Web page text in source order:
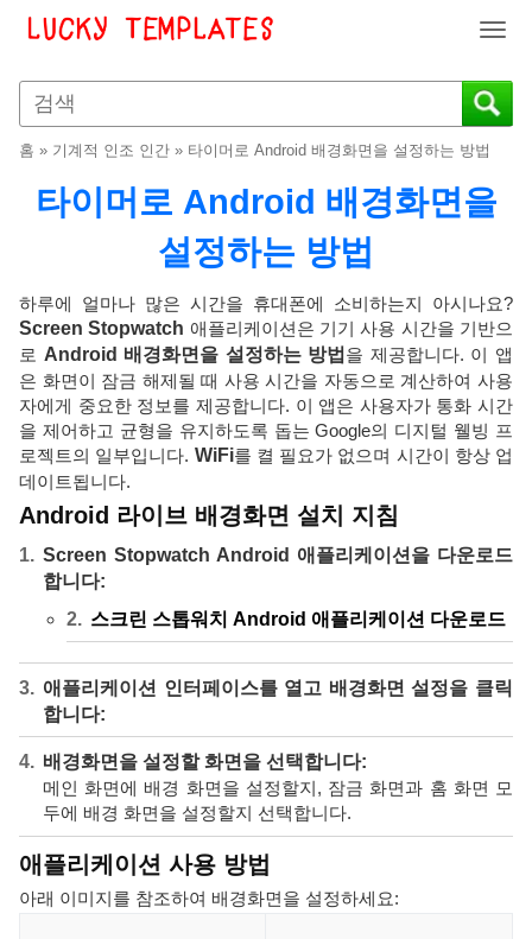
T
g
g
n
a
g
a
o
n
홈 » 기계적 인조 인간 » 타이머로 Android 배경화면을 설정하는 방법
타이머로 Android 배경화면을
설정하는 방법
하루에 얼마나 많은 시간을 휴대폰에 소비하는지 아시나요?
Screen Stopwatch 애플리케이션은 기기 사용 시간을 기반으
로 Android 배경화면을 설정하는 방법 을 제공합니다. 이 앱
은 화면이 잠금 해제될 때 사용 시간을 자동으로 계산하여 사용
자에게 중요한 정보를 제공합니다. 이 앱은 사용자가 통화 시간
을 제어하고 균형을 유지하도록 돕는 Google의 디지털 웰빙 프
로젝트의 일부입니다. WiFi를 켤 필요가 없으며 시간이 항상 업
데이트됩니다.
Android 라이브 배경화면 설치 지침
Screen Stopwatch Android 애플리케이션을 다운로드
합니다:
스크린 스톱워치 Android 애플리케이션 다운로드
애플리케이션 인터페이스를 열고 배경화면 설정을 클릭
합니다:
배경화면을 설정할 화면을 선택합니다:
메인 화면에 배경 화면을 설정할지, 잠금 화면과 홈 화면 모
두에 배경 화면을 설정할지 선택합니다.
애플리케이션 사용 방법
아래 이미지를 참조하여 배경화면을 설정하세요: